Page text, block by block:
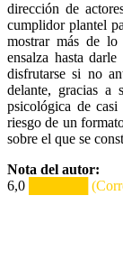
dirección de
cumplidor plantel
mostrar más de
ensalza hasta
disfrutarse si no
delante, gracias a
psicológica de
riesgo de un
sobre el que se
Nota del autor:
6,0
██████